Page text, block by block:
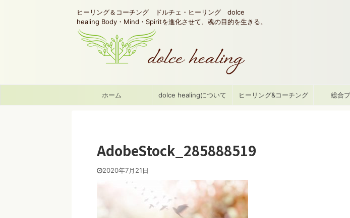
ヒーリング＆コーチング ドルチェ・ヒーリング dolce
healing Body・Mind・Spiritを進化させて、魂の目的を生きる。
ホーム dolce healingについて ヒーリング&コーチング 総合
AdobeStock_285888519
2020年7月21日